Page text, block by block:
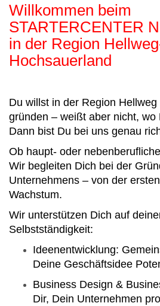
Willkommen beim
STARTERCENTER
in der Region
Hochsauerland
Du willst in der Region
gründen – weißt aber nicht, wo
Dann bist Du bei uns genau
Ob haupt- oder
Wir begleiten Dich bei der
Unternehmens – von der
Wachstum.
Wir unterstützen Dich auf
Selbstständigkeit:
Ideenentwicklung:
Deine Geschäftsidee
Business Design &
Dir, Dein Unternehmen